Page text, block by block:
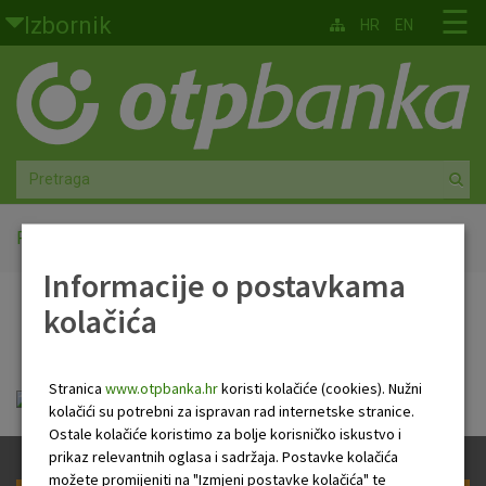
Skoči na glavni sadržaj
Izbornik
Građani
Privatno bankarstvo
Agro
Mala poduzeća i obrtnici
Srednja i velika poduzeća
Faktoring
O nama
☰
HR EN
Početna
PB NEWSLETTER
Tjedni newsletter 22.10.2025..pdf
Informacije o postavkama
kolačića
Stranica www.otpbanka.hrkoristi kolačiće (cookies). Nužni
kolačići su potrebni za ispravan rad internetske stranice.
Ostale kolačiće koristimo za bolje korisničko iskustvo i
prikaz relevantnih oglasa i sadržaja. Postavke kolačića
možete promijeniti na "Izmjeni postavke kolačića" te